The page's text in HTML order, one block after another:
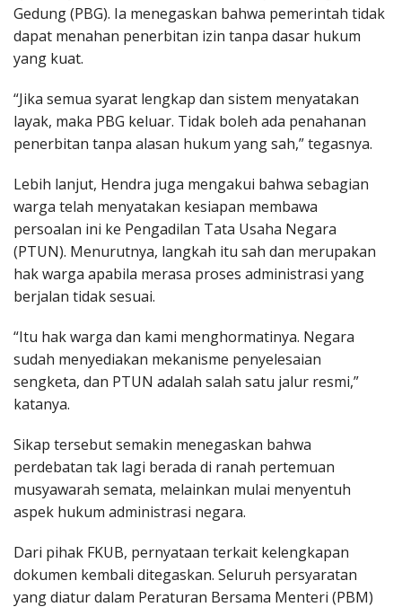
Gedung (PBG). Ia menegaskan bahwa pemerintah tidak
dapat menahan penerbitan izin tanpa dasar hukum
yang kuat.
“Jika semua syarat lengkap dan sistem menyatakan
layak, maka PBG keluar. Tidak boleh ada penahanan
penerbitan tanpa alasan hukum yang sah,” tegasnya.
Lebih lanjut, Hendra juga mengakui bahwa sebagian
warga telah menyatakan kesiapan membawa
persoalan ini ke Pengadilan Tata Usaha Negara
(PTUN). Menurutnya, langkah itu sah dan merupakan
hak warga apabila merasa proses administrasi yang
berjalan tidak sesuai.
“Itu hak warga dan kami menghormatinya. Negara
sudah menyediakan mekanisme penyelesaian
sengketa, dan PTUN adalah salah satu jalur resmi,”
katanya.
Sikap tersebut semakin menegaskan bahwa
perdebatan tak lagi berada di ranah pertemuan
musyawarah semata, melainkan mulai menyentuh
aspek hukum administrasi negara.
Dari pihak FKUB, pernyataan terkait kelengkapan
dokumen kembali ditegaskan. Seluruh persyaratan
yang diatur dalam Peraturan Bersama Menteri (PBM)